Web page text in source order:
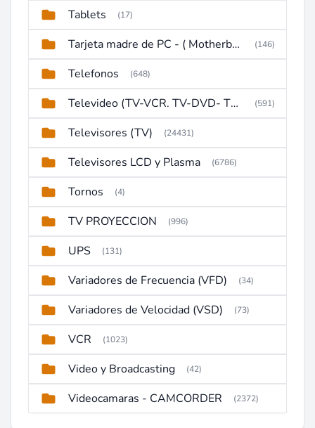
Tablets (17)
Tarjeta madre de PC - ( Motherboard ) (146)
Telefonos (648)
Televideo (TV-VCR. TV-DVD- TV-DVD-VCR) (591)
Televisores (TV) (24431)
Televisores LCD y Plasma (6786)
Tornos (4)
TV PROYECCION (996)
UPS (131)
Variadores de Frecuencia (VFD) (34)
Variadores de Velocidad (VSD) (73)
VCR (1023)
Video y Broadcasting (42)
Videocamaras - CAMCORDER (2372)